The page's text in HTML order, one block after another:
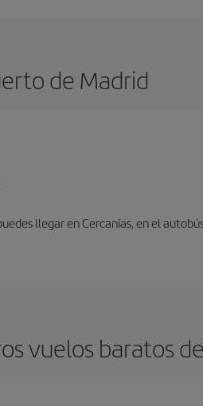
de Madrid
llegar en Cercanías, en el
vuelos baratos